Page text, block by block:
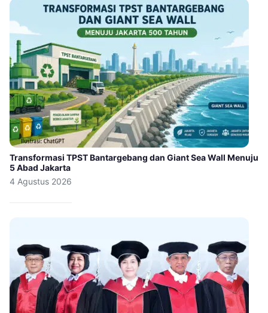
Transformasi TPST Bantargebang dan Giant Sea Wall Menuju
5 Abad Jakarta
4 Agustus 2026